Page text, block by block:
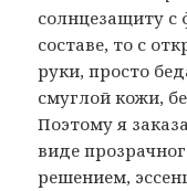
солнцезащиту с
составе, то с
руки, просто
смуглой кожи,
Поэтому я
виде
решением,